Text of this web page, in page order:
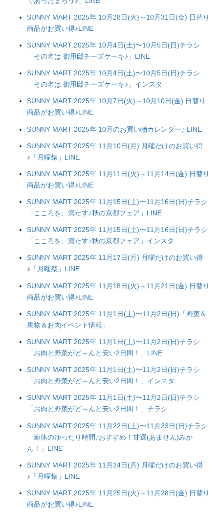
SUNNY MART 2025年 10月28日(火)～10月31日(金) 日替り
商品がお買い得♪LINE
SUNNY MART 2025年 10月4日(土)〜10月5日(日)チラシ
「その名は 御用邸チーズケーキ♪」LINE
SUNNY MART 2025年 10月4日(土)〜10月5日(日)チラシ
「その名は 御用邸チーズケーキ♪」インスタ
SUNNY MART 2025年 10月7日(火)～10月10日(金) 日替り
商品がお買い得♪LINE
SUNNY MART 2025年 10月のお買い物カレンダー♪ LINE
SUNNY MART 2025年 11月10日(月) 月曜だけのお買い得
♪「月曜祭」LINE
SUNNY MART 2025年 11月11日(火)～11月14日(金) 日替り
商品がお買い得♪LINE
SUNNY MART 2025年 11月15日(土)〜11月16日(日)チラシ
「こころを、満たす♪秋の京都フェア」LINE
SUNNY MART 2025年 11月15日(土)〜11月16日(日)チラシ
「こころを、満たす♪秋の京都フェア」インスタ
SUNNY MART 2025年 11月17日(月) 月曜だけのお買い得
♪「月曜祭」LINE
SUNNY MART 2025年 11月18日(火)～11月21日(金) 日替り
商品がお買い得♪LINE
SUNNY MART 2025年 11月1日(土)〜11月2日(日)「野菜＆
果物＆お肉イベント情報」
SUNNY MART 2025年 11月1日(土)〜11月2日(日)チラシ
「お肉と野菜がど～んと安い2日間！」LINE
SUNNY MART 2025年 11月1日(土)〜11月2日(日)チラシ
「お肉と野菜がど～んと安い2日間！」インスタ
SUNNY MART 2025年 11月1日(土)〜11月2日(日)チラシ
「お肉と野菜がど～んと安い2日間！」チラシ
SUNNY MART 2025年 11月22日(土)〜11月23日(日)チラシ
「連休のゆったり時間♪おすすめ！甘選(あません)みか
ん！」LINE
SUNNY MART 2025年 11月24日(月) 月曜だけのお買い得
♪「月曜祭」LINE
SUNNY MART 2025年 11月25日(火)～11月28日(金) 日替り
商品がお買い得♪LINE